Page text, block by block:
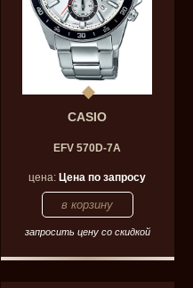
CASIO
EFV 570D-7A
цена: Цена по запросу
запросить цену со скидкой